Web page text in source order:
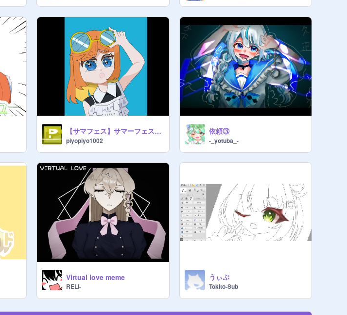
【サマフェス】サマーフェスイラストコンテスト2026 remix
piyopiyo1002
依頼③
-_yotuba_-
Virtual love meme
RELI-
うぃぷ
Tokito-Sub